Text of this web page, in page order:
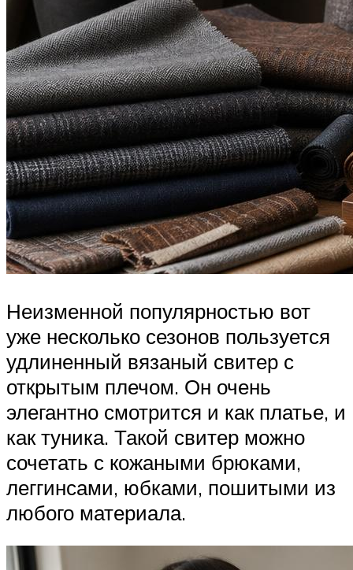
Неизменной популярностью вот
уже несколько сезонов пользуется
удлиненный вязаный свитер с
открытым плечом. Он очень
элегантно смотрится и как платье, и
как туника. Такой свитер можно
сочетать с кожаными брюками,
леггинсами, юбками, пошитыми из
любого материала.